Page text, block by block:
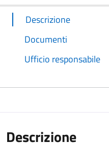
Descrizione
Documenti
Ufficio responsabile
Descrizione